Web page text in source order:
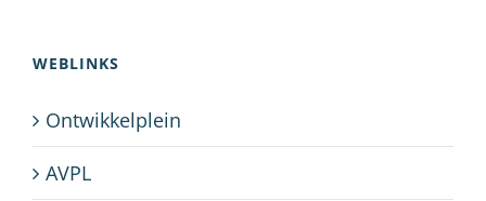
WEBLINKS
Ontwikkelplein
AVPL